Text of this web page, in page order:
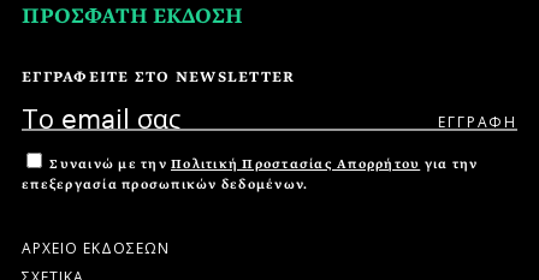
ΠΡΟΣΦΑΤΗ ΕΚΔΟΣΗ
ΕΓΓΡΑΦΕΙΤΕ ΣΤΟ NEWSLETTER
Συναινώ με την Πολιτική Προστασίας Απορρήτου για την
επεξεργασία προσωπικών δεδομένων.
ΑΡΧΕΙΟ ΕΚΔΟΣΕΩΝ
ΣΧΕΤΙΚΑ